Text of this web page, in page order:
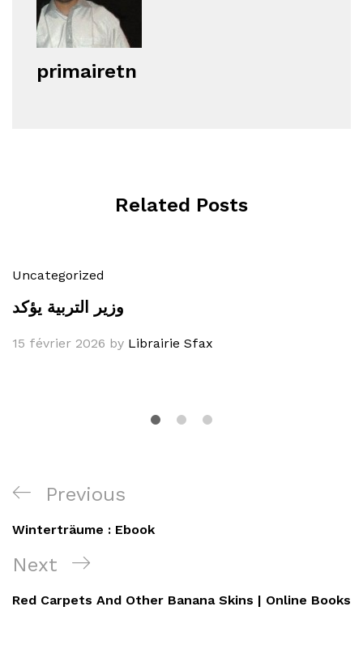
primairetn
Related Posts
Uncategorized
وزير التربية يؤكد
15 février 2026 by Librairie Sfax
Navigation
de
l’article
Previous
Post
Previous
Winterträume : Ebook
Next
Post
Next
Red Carpets And Other Banana Skins | Online Books